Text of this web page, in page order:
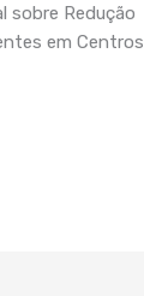
sobre Redução
em Centros